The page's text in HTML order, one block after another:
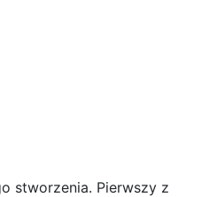
stworzenia. Pierwszy z